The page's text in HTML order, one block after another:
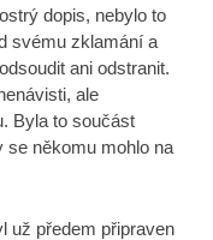
dopis, nebylo to
svému zklamání a
ani odstranit.
ale
Byla to součást
se někomu mohlo na
už předem připraven